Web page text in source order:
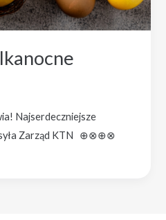
Najserdeczniejsze
Zarząd KTN ⊕⊗⊕⊗